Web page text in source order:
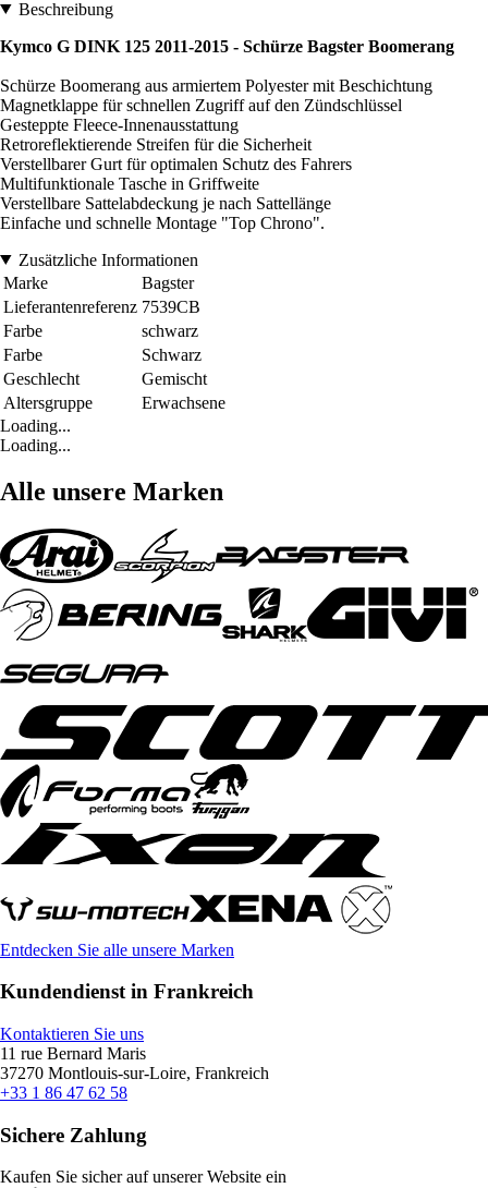
Beschreibung
Kymco G DINK 125 2011-2015 - Schürze Bagster Boomerang
Schürze Boomerang aus armiertem Polyester mit Beschichtung
Magnetklappe für schnellen Zugriff auf den Zündschlüssel
Gesteppte Fleece-Innenausstattung
Retroreflektierende Streifen für die Sicherheit
Verstellbarer Gurt für optimalen Schutz des Fahrers
Multifunktionale Tasche in Griffweite
Verstellbare Sattelabdeckung je nach Sattellänge
Einfache und schnelle Montage "Top Chrono".
Zusätzliche Informationen
Marke
Bagster
Lieferantenreferenz 7539CB
Farbe
schwarz
Farbe
Schwarz
Geschlecht
Gemischt
Altersgruppe
Erwachsene
Loading...
Loading...
Alle unsere Marken
Entdecken Sie alle unsere Marken
Kundendienst in Frankreich
Kontaktieren Sie uns
11 rue Bernard Maris
37270 Montlouis-sur-Loire, Frankreich
+33 1 86 47 62 58
Sichere Zahlung
Kaufen Sie sicher auf unserer Website ein